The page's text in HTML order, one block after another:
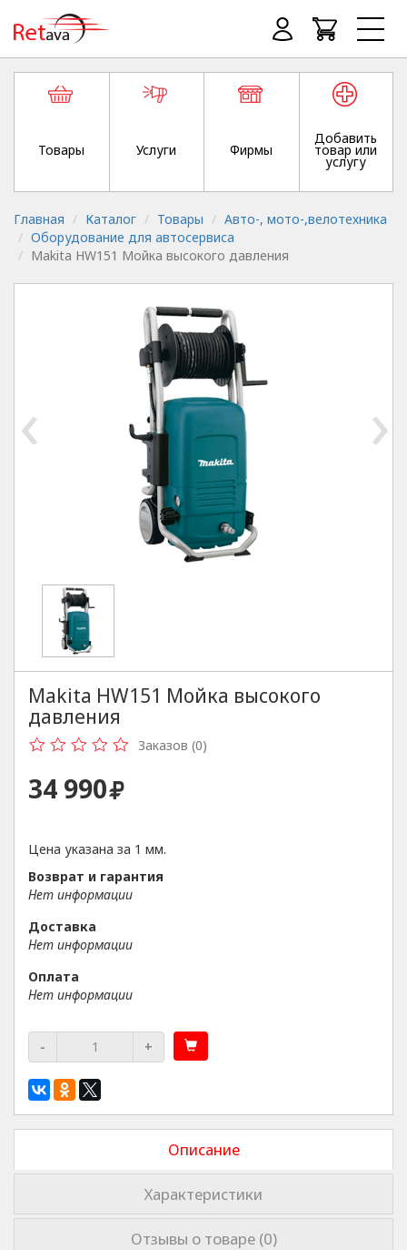
Товары Услуги Фирмы
Добавить
товар или
услугу
Главная Каталог Товары
Авто-, мото-,велотехника
Оборудование для автосервиса
Makita HW151 Мойка высокого давления
‹ ›
Makita HW151 Мойка высокого
давления
Заказов (0)
34 990
Цена указана за 1 мм.
Возврат и гарантия
Нет информации
Доставка
Нет информации
Оплата
Нет информации
- +
Описание
Характеристики
Отзывы о товаре (0)